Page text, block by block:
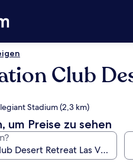
Club
Stadium (2,3 km)
um Preise zu sehen